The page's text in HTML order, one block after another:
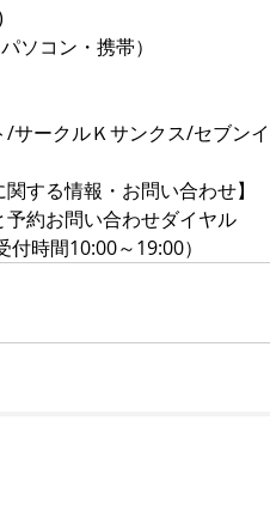
ソコン・携帯）
/サークルＫサンクス/セブン
関する情報・お問い合わせ】
約お問い合わせダイヤル
付時間10:00～19:00）